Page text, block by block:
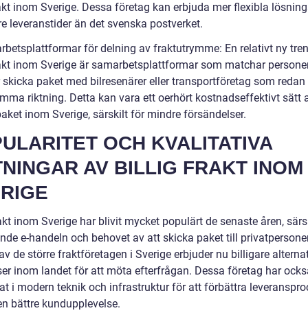
inom Sverige. Dessa företag kan erbjuda mer flexibla
leveranstider än det svenska postverket.
för delning av fraktutrymme: En relativt ny
inom Sverige är samarbetsplattformar som matchar
skicka paket med bilresenärer eller transportföretag som redan
riktning. Detta kan vara ett oerhört kostnadseffektivt sätt
inom Sverige, särskilt för mindre försändelser.
OCH KVALITATIVA
AV BILLIG FRAKT INOM
inom Sverige har blivit mycket populärt de senaste åren,
e-handeln och behovet av att skicka paket till
de större fraktföretagen i Sverige erbjuder nu billigare
inom landet för att möta efterfrågan. Dessa företag har
i modern teknik och infrastruktur för att förbättra
bättre kundupplevelse.